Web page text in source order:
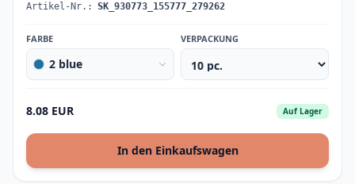
Artikel-Nr.: SK_930773_155777_279262
FARBE
2 blue
VERPACKUNG
8.08 EUR Auf Lager
In den Einkaufswagen